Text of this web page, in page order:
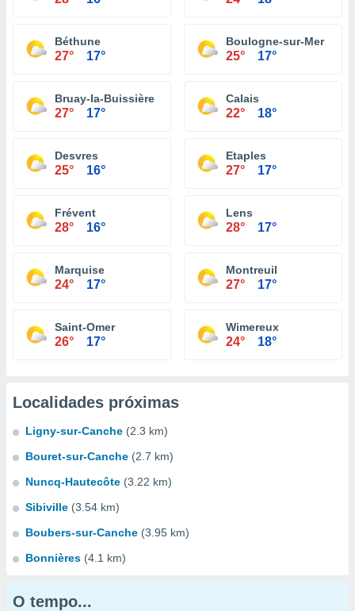
Béthune
27° 17°
Boulogne-sur-Mer
25° 17°
Bruay-la-Buissière
27° 17°
Calais
22° 18°
Desvres
25° 16°
Etaples
27° 17°
Frévent
28° 16°
Lens
28° 17°
Marquise
24° 17°
Montreuil
27° 17°
Saint-Omer
26° 17°
Wimereux
24° 18°
Localidades próximas
Ligny-sur-Canche (2.3 km)
Bouret-sur-Canche (2.7 km)
Nuncq-Hautecôte (3.22 km)
Sibiville (3.54 km)
Boubers-sur-Canche (3.95 km)
Bonnières (4.1 km)
O tempo...